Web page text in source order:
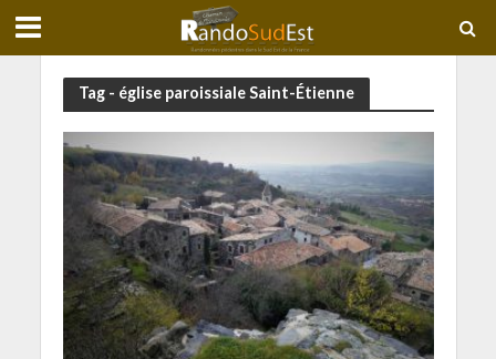
Tag - église paroissiale Saint-Étienne